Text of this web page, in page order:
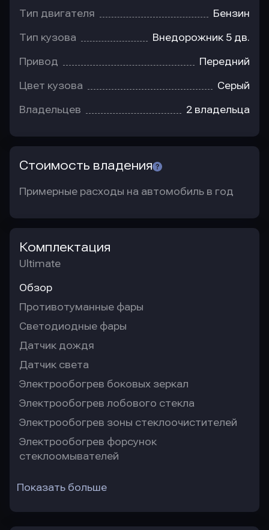
Тип двигателя Бензин
Тип кузова Внедорожник 5 дв.
Привод Передний
Цвет кузова Серый
Владельцев 2 владельца
Стоимость владения
Примерные расходы на автомобиль в год
Комплектация
Ultimate
Обзор
Противотуманные фары
Светодиодные фары
Датчик дождя
Датчик света
Электрообогрев боковых зеркал
Электрообогрев лобового стекла
Электрообогрев зоны стеклоочистителей
Электрообогрев форсунок
стеклоомывателей
Показать больше